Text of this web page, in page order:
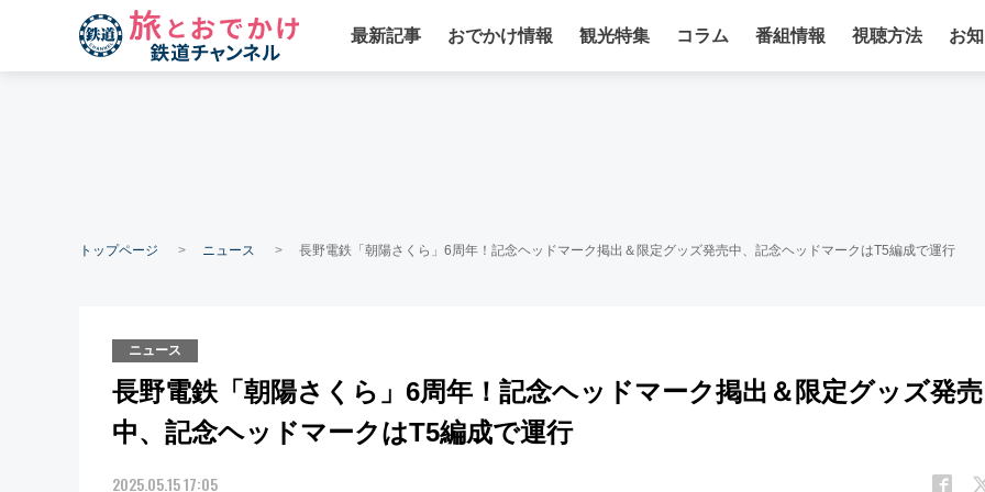
最新記事 おでかけ情報 観光特集 コラム 番組情報 視聴方法 お
トップページ ニュース 長野電鉄「朝陽さくら」6周年！記念ヘッドマーク掲出＆限定グッズ発売中、記念ヘッドマークはT5編成で運行
ニュース
長野電鉄「朝陽さくら」6周年！記念ヘッドマーク掲出＆限定グッズ発売
中、記念ヘッドマークはT5編成で運行
2025.05.15 17:05